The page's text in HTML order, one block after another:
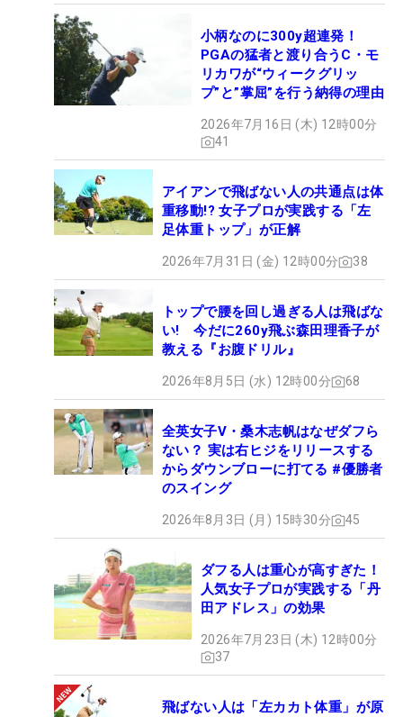
小柄なのに300y超連発！
PGAの猛者と渡り合うC・モ
リカワが“ウィークグリッ
プ”と”掌屈”を行う納得の理由
2026年7月16日 (木) 12時00分
41
アイアンで飛ばない人の共通点は体
重移動!? 女子プロが実践する「左
足体重トップ」が正解
2026年7月31日 (金) 12時00分 38
トップで腰を回し過ぎる人は飛ばな
い! 今だに260y飛ぶ森田理香子が
教える『お腹ドリル』
2026年8月5日 (水) 12時00分 68
全英女子V・桑木志帆はなぜダフら
ない？ 実は右ヒジをリリースする
からダウンブローに打てる #優勝者
のスイング
2026年8月3日 (月) 15時30分 45
ダフる人は重心が高すぎた！
人気女子プロが実践する「丹
田アドレス」の効果
2026年7月23日 (木) 12時00分
37
飛ばない人は「左カカト体重」が原